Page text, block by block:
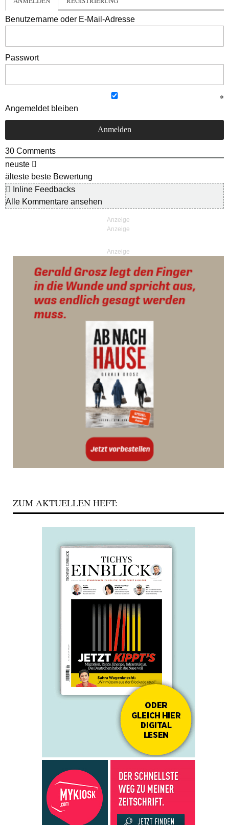
Benutzername oder E-Mail-Adresse
Passwort
Angemeldet bleiben
30 Comments
neuste
älteste beste Bewertung
Inline Feedbacks
Alle Kommentare ansehen
Anzeige
ZUM AKTUELLEN HEFT: